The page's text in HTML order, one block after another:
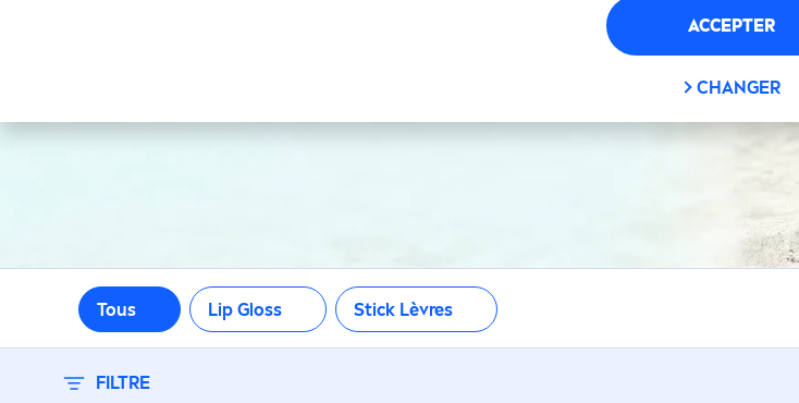
ACCEPTER
CHANGER
DES LÈVRES À
Tous Lip Gloss Stick Lèvres
FILTRE
POSTULEZ